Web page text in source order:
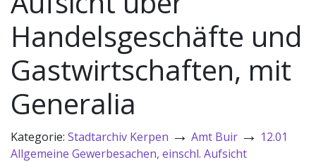
Handelsgeschäfte und
Gastwirtschaften, mit
Generalia
Kategorie: Stadtarchiv Kerpen → Amt Buir → 12.01
Allgemeine Gewerbesachen, einschl. Aufsicht